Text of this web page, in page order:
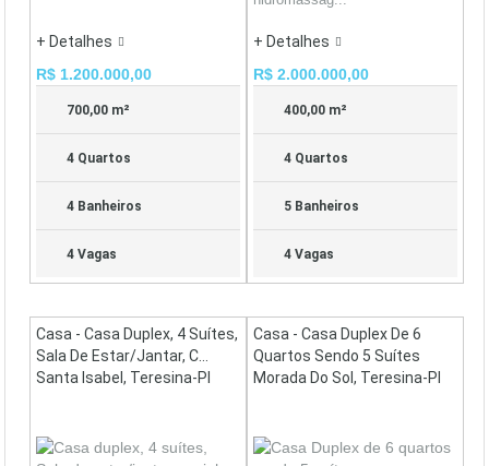
+ Detalhes
R$ 1.200.000,00
700,00 m²
4 Quartos
4 Banheiros
4 Vagas
+ Detalhes
R$ 2.000.000,00
400,00 m²
4 Quartos
5 Banheiros
4 Vagas
Casa - Casa Duplex, 4 Suítes,
Sala De Estar/jantar, C...
Santa Isabel, Teresina-PI
Casa - Casa Duplex De 6
Quartos Sendo 5 Suítes
Morada Do Sol, Teresina-PI